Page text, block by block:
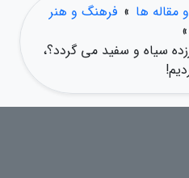
مقاله ها » فرهنگ و هنر
»
سیاه و سفید می گردد؟،